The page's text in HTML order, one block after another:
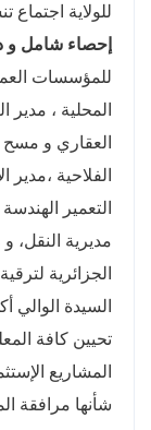
للولاية اجتماع
إحصاء شامل و
للمؤسسات
المحلية ، مدير
العقاري و مسح
الفلاحية ،مدير
التعمير
مديرية النقل،
الجزائرية
السيدة الوالي
تحيين كافة
المشاريع
شأنها مرافقة